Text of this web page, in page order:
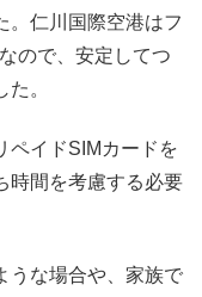
。仁川国際空港はフ
ので、安定してつ
。
ペイドSIMカードを
時間を考慮する必要
うな場合や、家族で